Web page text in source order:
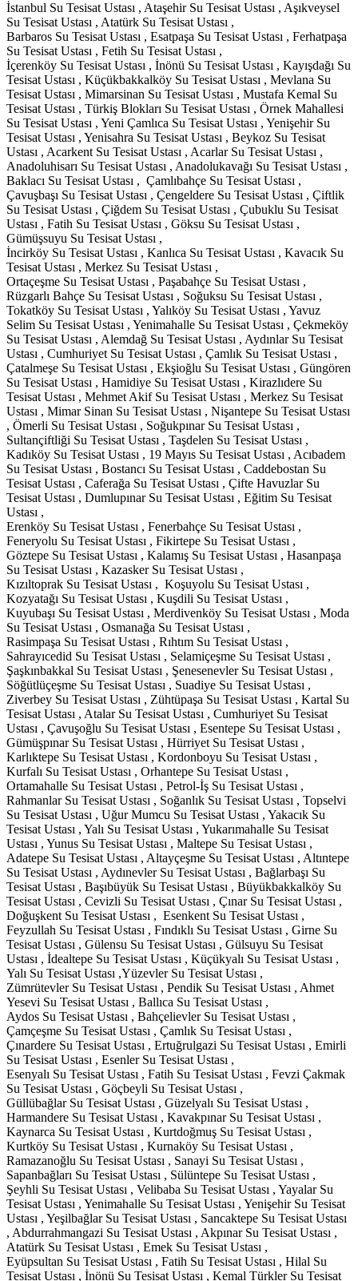
İstanbul Su Tesisat Ustası , Ataşehir Su Tesisat Ustası , Aşıkveysel
Su Tesisat Ustası , Atatürk Su Tesisat Ustası ,
Barbaros Su Tesisat Ustası , Esatpaşa Su Tesisat Ustası , Ferhatpaşa
Su Tesisat Ustası , Fetih Su Tesisat Ustası ,
İçerenköy Su Tesisat Ustası , İnönü Su Tesisat Ustası , Kayışdağı Su
Tesisat Ustası , Küçükbakkalköy Su Tesisat Ustası , Mevlana Su
Tesisat Ustası , Mimarsinan Su Tesisat Ustası , Mustafa Kemal Su
Tesisat Ustası , Türkiş Blokları Su Tesisat Ustası , Örnek Mahallesi
Su Tesisat Ustası , Yeni Çamlıca Su Tesisat Ustası , Yenişehir Su
Tesisat Ustası , Yenisahra Su Tesisat Ustası , Beykoz Su Tesisat
Ustası , Acarkent Su Tesisat Ustası , Acarlar Su Tesisat Ustası ,
Anadoluhisarı Su Tesisat Ustası , Anadolukavağı Su Tesisat Ustası ,
Baklacı Su Tesisat Ustası , Çamlıbahçe Su Tesisat Ustası ,
Çavuşbaşı Su Tesisat Ustası , Çengeldere Su Tesisat Ustası , Çiftlik
Su Tesisat Ustası , Çiğdem Su Tesisat Ustası , Çubuklu Su Tesisat
Ustası , Fatih Su Tesisat Ustası , Göksu Su Tesisat Ustası ,
Gümüşsuyu Su Tesisat Ustası ,
İncirköy Su Tesisat Ustası , Kanlıca Su Tesisat Ustası , Kavacık Su
Tesisat Ustası , Merkez Su Tesisat Ustası ,
Ortaçeşme Su Tesisat Ustası , Paşabahçe Su Tesisat Ustası ,
Rüzgarlı Bahçe Su Tesisat Ustası , Soğuksu Su Tesisat Ustası ,
Tokatköy Su Tesisat Ustası , Yalıköy Su Tesisat Ustası , Yavuz
Selim Su Tesisat Ustası , Yenimahalle Su Tesisat Ustası , Çekmeköy
Su Tesisat Ustası , Alemdağ Su Tesisat Ustası , Aydınlar Su Tesisat
Ustası , Cumhuriyet Su Tesisat Ustası , Çamlık Su Tesisat Ustası ,
Çatalmeşe Su Tesisat Ustası , Ekşioğlu Su Tesisat Ustası , Güngören
Su Tesisat Ustası , Hamidiye Su Tesisat Ustası , Kirazlıdere Su
Tesisat Ustası , Mehmet Akif Su Tesisat Ustası , Merkez Su Tesisat
Ustası , Mimar Sinan Su Tesisat Ustası , Nişantepe Su Tesisat Ustası
, Ömerli Su Tesisat Ustası , Soğukpınar Su Tesisat Ustası ,
Sultançiftliği Su Tesisat Ustası , Taşdelen Su Tesisat Ustası ,
Kadıköy Su Tesisat Ustası , 19 Mayıs Su Tesisat Ustası , Acıbadem
Su Tesisat Ustası , Bostancı Su Tesisat Ustası , Caddebostan Su
Tesisat Ustası , Caferağa Su Tesisat Ustası , Çifte Havuzlar Su
Tesisat Ustası , Dumlupınar Su Tesisat Ustası , Eğitim Su Tesisat
Ustası ,
Erenköy Su Tesisat Ustası , Fenerbahçe Su Tesisat Ustası ,
Feneryolu Su Tesisat Ustası , Fikirtepe Su Tesisat Ustası ,
Göztepe Su Tesisat Ustası , Kalamış Su Tesisat Ustası , Hasanpaşa
Su Tesisat Ustası , Kazasker Su Tesisat Ustası ,
Kızıltoprak Su Tesisat Ustası , Koşuyolu Su Tesisat Ustası ,
Kozyatağı Su Tesisat Ustası , Kuşdili Su Tesisat Ustası ,
Kuyubaşı Su Tesisat Ustası , Merdivenköy Su Tesisat Ustası , Moda
Su Tesisat Ustası , Osmanağa Su Tesisat Ustası ,
Rasimpaşa Su Tesisat Ustası , Rıhtım Su Tesisat Ustası ,
Sahrayıcedid Su Tesisat Ustası , Selamiçeşme Su Tesisat Ustası ,
Şaşkınbakkal Su Tesisat Ustası , Şenesenevler Su Tesisat Ustası ,
Söğütlüçeşme Su Tesisat Ustası , Suadiye Su Tesisat Ustası ,
Ziverbey Su Tesisat Ustası , Zühtüpaşa Su Tesisat Ustası , Kartal Su
Tesisat Ustası , Atalar Su Tesisat Ustası , Cumhuriyet Su Tesisat
Ustası , Çavuşoğlu Su Tesisat Ustası , Esentepe Su Tesisat Ustası ,
Gümüşpınar Su Tesisat Ustası , Hürriyet Su Tesisat Ustası ,
Karlıktepe Su Tesisat Ustası , Kordonboyu Su Tesisat Ustası ,
Kurfalı Su Tesisat Ustası , Orhantepe Su Tesisat Ustası ,
Ortamahalle Su Tesisat Ustası , Petrol-İş Su Tesisat Ustası ,
Rahmanlar Su Tesisat Ustası , Soğanlık Su Tesisat Ustası , Topselvi
Su Tesisat Ustası , Uğur Mumcu Su Tesisat Ustası , Yakacık Su
Tesisat Ustası , Yalı Su Tesisat Ustası , Yukarımahalle Su Tesisat
Ustası , Yunus Su Tesisat Ustası , Maltepe Su Tesisat Ustası ,
Adatepe Su Tesisat Ustası , Altayçeşme Su Tesisat Ustası , Altıntepe
Su Tesisat Ustası , Aydınevler Su Tesisat Ustası , Bağlarbaşı Su
Tesisat Ustası , Başıbüyük Su Tesisat Ustası , Büyükbakkalköy Su
Tesisat Ustası , Cevizli Su Tesisat Ustası , Çınar Su Tesisat Ustası ,
Doğuşkent Su Tesisat Ustası , Esenkent Su Tesisat Ustası ,
Feyzullah Su Tesisat Ustası , Fındıklı Su Tesisat Ustası , Girne Su
Tesisat Ustası , Gülensu Su Tesisat Ustası , Gülsuyu Su Tesisat
Ustası , İdealtepe Su Tesisat Ustası , Küçükyalı Su Tesisat Ustası ,
Yalı Su Tesisat Ustası ,Yüzevler Su Tesisat Ustası ,
Zümrütevler Su Tesisat Ustası , Pendik Su Tesisat Ustası , Ahmet
Yesevi Su Tesisat Ustası , Ballıca Su Tesisat Ustası ,
Aydos Su Tesisat Ustası , Bahçelievler Su Tesisat Ustası ,
Çamçeşme Su Tesisat Ustası , Çamlık Su Tesisat Ustası ,
Çınardere Su Tesisat Ustası , Ertuğrulgazi Su Tesisat Ustası , Emirli
Su Tesisat Ustası , Esenler Su Tesisat Ustası ,
Esenyalı Su Tesisat Ustası , Fatih Su Tesisat Ustası , Fevzi Çakmak
Su Tesisat Ustası , Göçbeyli Su Tesisat Ustası ,
Güllübağlar Su Tesisat Ustası , Güzelyalı Su Tesisat Ustası ,
Harmandere Su Tesisat Ustası , Kavakpınar Su Tesisat Ustası ,
Kaynarca Su Tesisat Ustası , Kurtdoğmuş Su Tesisat Ustası ,
Kurtköy Su Tesisat Ustası , Kurnaköy Su Tesisat Ustası ,
Ramazanoğlu Su Tesisat Ustası , Sanayi Su Tesisat Ustası ,
Sapanbağları Su Tesisat Ustası , Sülüntepe Su Tesisat Ustası ,
Şeyhli Su Tesisat Ustası , Velibaba Su Tesisat Ustası , Yayalar Su
Tesisat Ustası , Yenimahalle Su Tesisat Ustası , Yenişehir Su Tesisat
Ustası , Yeşilbağlar Su Tesisat Ustası , Sancaktepe Su Tesisat Ustası
, Abdurrahmangazi Su Tesisat Ustası , Akpınar Su Tesisat Ustası ,
Atatürk Su Tesisat Ustası , Emek Su Tesisat Ustası ,
Eyüpsultan Su Tesisat Ustası , Fatih Su Tesisat Ustası , Hilal Su
Tesisat Ustası , İnönü Su Tesisat Ustası , Kemal Türkler Su Tesisat